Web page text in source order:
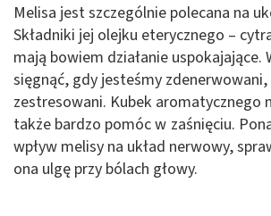
Melisa jest szczególnie polecana na
Składniki jej olejku eterycznego –
mają bowiem działanie uspokajające.
sięgnąć, gdy jesteśmy
zestresowani. Kubek aromatycznego
także bardzo pomóc w zaśnięciu.
wpływ melisy na układ nerwowy,
ona ulgę przy bólach głowy.